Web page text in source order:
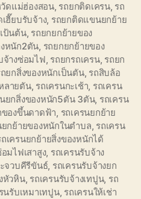
วัดแม่ฮ่องสอน, รถยกติดเครน, รถ
ฮี๊ยบรับจ้าง, รถยกติดแขนยกย้าย
ป้นต้น, รถยกยกย้ายของ
หนัก2ตัน, รถยกยกย้ายของ
จ้างซ่อมไฟ, รถยกรถเครน, รถยก
ยกสิ่งของหนักเป็นตัน, รถสิบล้อ
ลายตัน, รถเครนกะเช้า, รถเครน
ยกสิ่งของหนัก5ตัน 3ตัน, รถเครน
ของขึ้นดาดฟ้า, รถเครนยกย้าย
ยกย้ายของหนักในตำบล, รถเครน
ถเครนยกย้ายสิ่งของหนักได้
มไฟเสาสูง, รถเครนรับจ้าง
จวบคีรีขันธ์, รถเครนรับจ้างยก
หัวหิน, รถเครนรับจ้างเทปูน, รถ
นรับเหมาเทปูน, รถเครนให้เช่า